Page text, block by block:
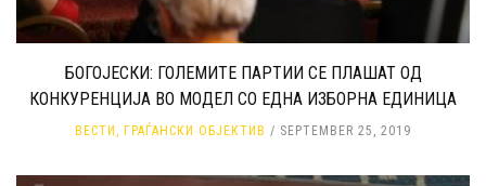
БОГОЈЕСКИ: ГОЛЕМИТЕ ПАРТИИ СЕ ПЛАШАТ ОД
КОНКУРЕНЦИЈА ВО МОДЕЛ СО ЕДНА ИЗБОРНА ЕДИНИЦА
ВЕСТИ ГРАЃАНСКИ ОБЈЕКТИВ SEPTEMBER 25, 2019